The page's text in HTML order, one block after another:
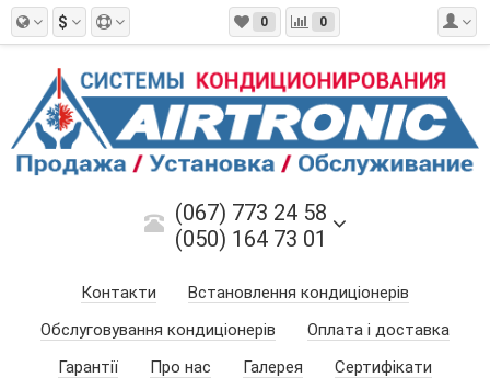
$ 0 0
(067) 773 24 58
(050) 164 73 01
Контакти
Встановлення кондиціонерів
Обслуговування кондиціонерів
Оплата і доставка
Гарантії
Про нас Галерея
Сертифікати